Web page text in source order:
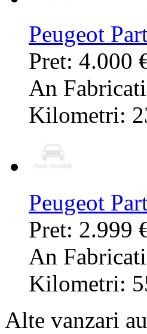
Peugeot
Pret: 4.000
An
Kilometri:
Peugeot
Pret: 2.999
An
Kilometri:
Alte vanzari